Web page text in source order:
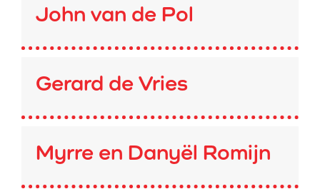
John van de Pol
Gerard de Vries
Myrre en Danyël Romijn